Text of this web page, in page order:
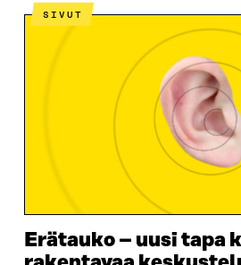
SIVUT
Erätauko – uusi tapa